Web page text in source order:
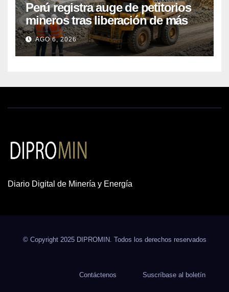
Perú registra auge de petitorios
mineros tras liberación de más
de mil concesiones para explorar
cobre y oro
AGO 6, 2026
Diario Digital de Minería y Energía
© Copyright 2025 DIPROMIN. Todos los derechos reservados
Contáctenos Suscríbase al boletín